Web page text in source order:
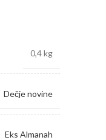
0,4 kg
Dečje novine
Eks Almanah